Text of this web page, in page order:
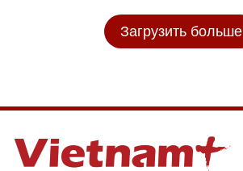
Загрузить больше